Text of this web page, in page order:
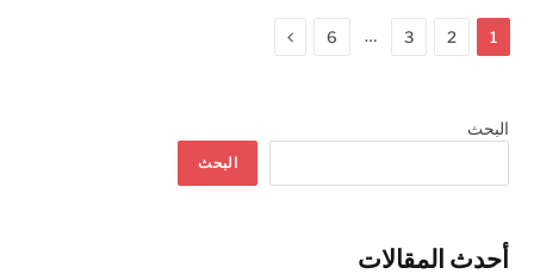
1
2
3
…
6 التالي
البحث
البحث
أحدث المقالات